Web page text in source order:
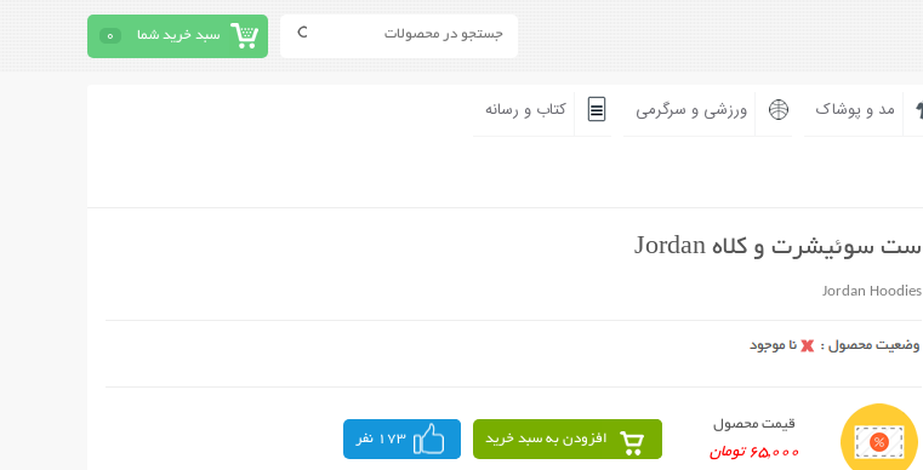
سبد خرید شما 0
مد و پوشاک ورزشی و سرگرمی کتاب و رسانه
ست سوئیشرت و کلاه Jordan
Jordan Hoodies
قیمت محصول
65,000 تومان
افزودن به سبد خرید 173 نفر